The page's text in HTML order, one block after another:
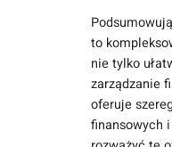
to
nie tylko
zarządzanie
oferuje
finansowych